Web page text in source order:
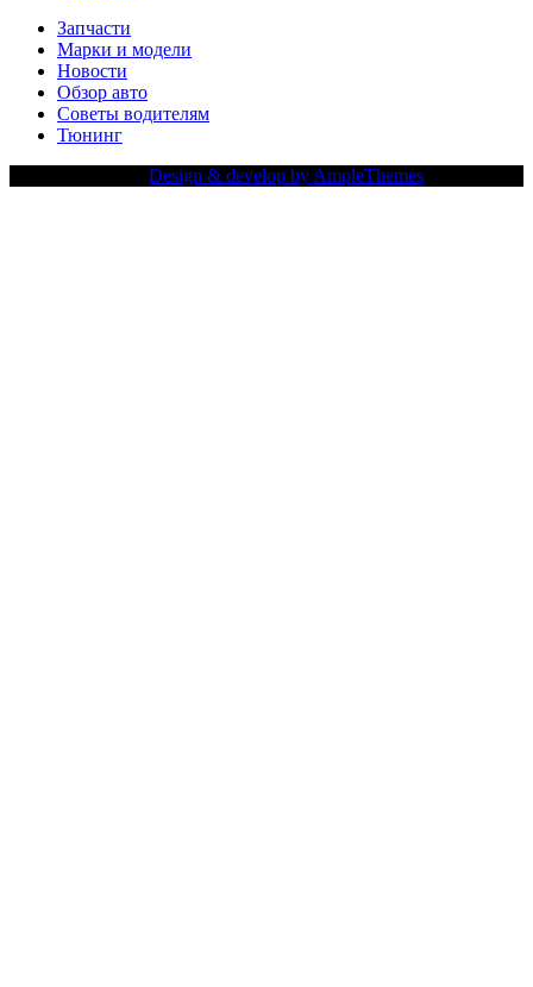
Запчасти
Марки и модели
Новости
Обзор авто
Советы водителям
Тюнинг
Design & develop by AmpleThemes